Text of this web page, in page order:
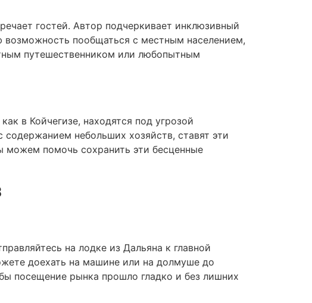
гостей. Автор подчеркивает инклюзивный
возможность пообщаться с местным населением,
путешественником или любопытным
в Койчегизе, находятся под угрозой
небольших хозяйств, ставят эти
можем помочь сохранить эти бесценные
на лодке из Дальяна к главной
доехать на машине или на долмуше до
посещение рынка прошло гладко и без лишних